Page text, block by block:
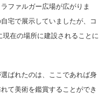
ファルガー広場が広がりま
宅で展示していましたが、コ
在の場所に建設されることに
ばれたのは、ここであれば身
て美術を鑑賞することができ